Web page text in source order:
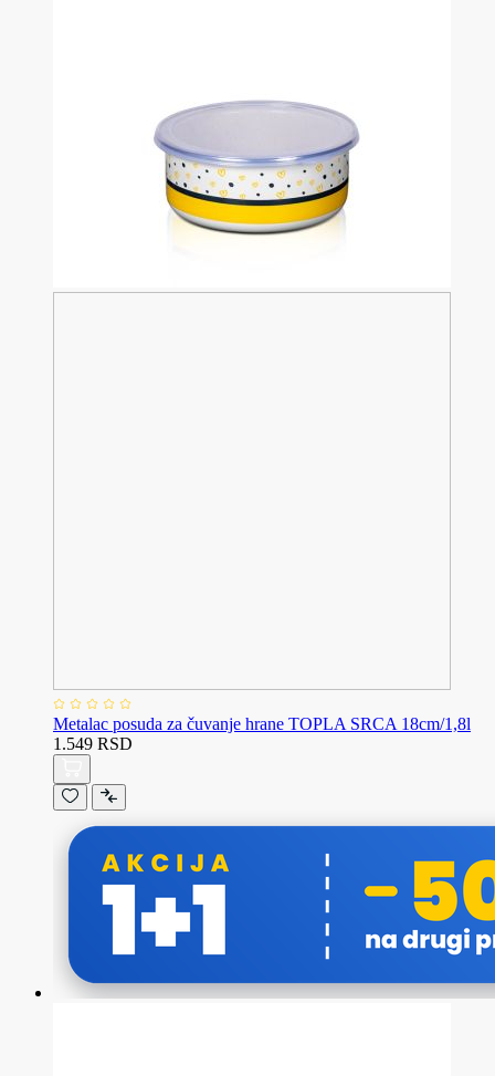
Metalac posuda za čuvanje hrane TOPLA SRCA 18cm/1,8l
1.549 RSD